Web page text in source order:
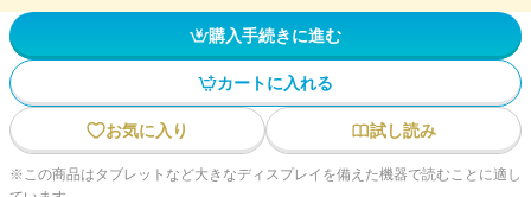
購入手続きに進む
カートに入れる
お気に入り 試し読み
※この商品はタブレットなど大きなディスプレイを備えた機器で読むことに適し